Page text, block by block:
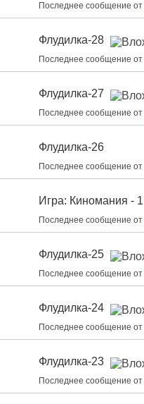
Последнее сообщение от
Флудилка-28
Последнее сообщение от
Флудилка-27
Последнее сообщение от
Флудилка-26
Последнее сообщение от
Игра: Киномания - 1
Последнее сообщение от
Флудилка-25
Последнее сообщение от
Флудилка-24
Последнее сообщение от
Флудилка-23
Последнее сообщение от